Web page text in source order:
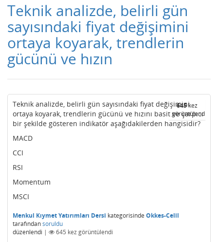
Teknik analizde, belirli gün
sayısındaki fiyat değişimini
ortaya koyarak, trendlerin
gücünü ve hızın
645kez
görüntülendi
Teknik analizde, belirli gün sayısındaki fiyat değişimini
ortaya koyarak, trendlerin gücünü ve hızını basit ve çarpıcı
bir şekilde gösteren indikatör aşağıdakilerden hangisidir?
MACD
CCI
RSI
Momentum
MSCI
Menkul Kıymet Yatırımları Dersi kategorisinde Okkes-Celil
tarafındansoruldu
düzenlendi | 645 kez görüntülendi